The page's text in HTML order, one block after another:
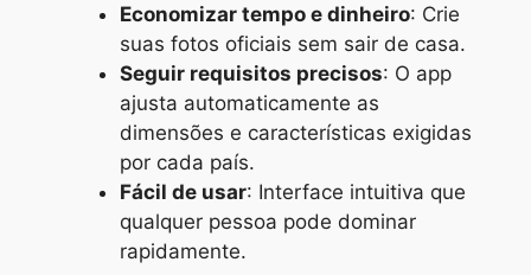
Economizar tempo e dinheiro: Crie
suas fotos oficiais sem sair de casa.
Seguir requisitos precisos: O app
ajusta automaticamente as
dimensões e características exigidas
por cada país.
Fácil de usar: Interface intuitiva que
qualquer pessoa pode dominar
rapidamente.